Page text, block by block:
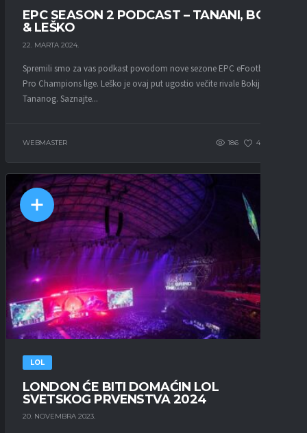
EPC SEASON 2 PODCAST – TANANI, BOKI
& LEŠKO
22. MARTA 2024.
Spremili smo za vas podkast povodom nove sezone EPC eFootball
Pro Champions lige. Leško je ovaj put ugostio večite rivale Bokija i
Tananog. Saznajte...
WEBMASTER 186 43
LOL
LONDON ĆE BITI DOMAĆIN LOL
SVETSKOG PRVENSTVA 2024
20. NOVEMBRA 2023.